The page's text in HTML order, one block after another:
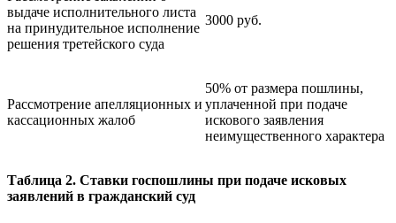
выдаче исполнительного листа
на принудительное исполнение
решения третейского суда
3000 руб.
Рассмотрение апелляционных и
кассационных жалоб
50% от размера пошлины,
уплаченной при подаче
искового заявления
неимущественного характера
Таблица 2. Ставки госпошлины при подаче исковых
заявлений в гражданский суд